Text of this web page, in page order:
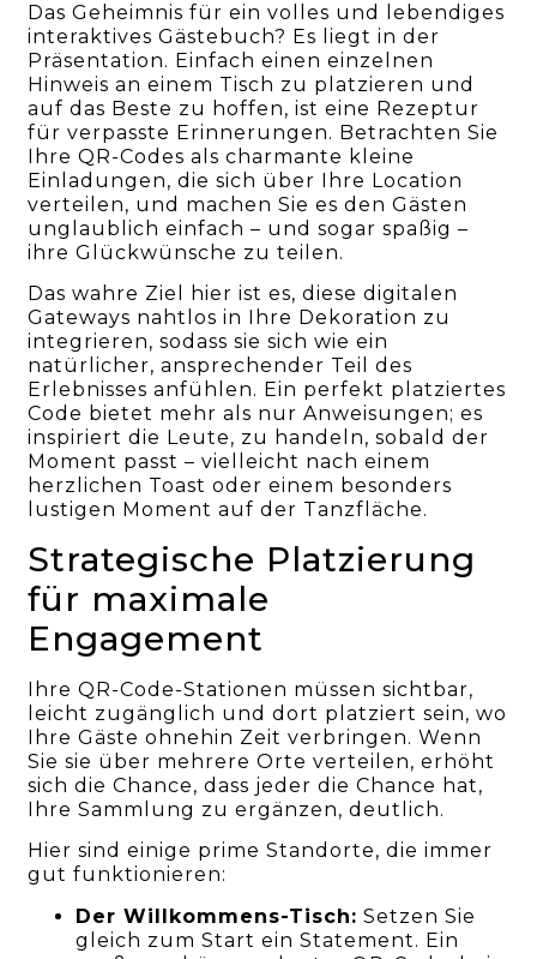
Das Geheimnis für ein volles und lebendiges
interaktives Gästebuch? Es liegt in der
Präsentation. Einfach einen einzelnen
Hinweis an einem Tisch zu platzieren und
auf das Beste zu hoffen, ist eine Rezeptur
für verpasste Erinnerungen. Betrachten Sie
Ihre QR-Codes als charmante kleine
Einladungen, die sich über Ihre Location
verteilen, und machen Sie es den Gästen
unglaublich einfach – und sogar spaßig –
ihre Glückwünsche zu teilen.
Das wahre Ziel hier ist es, diese digitalen
Gateways nahtlos in Ihre Dekoration zu
integrieren, sodass sie sich wie ein
natürlicher, ansprechender Teil des
Erlebnisses anfühlen. Ein perfekt platziertes
Code bietet mehr als nur Anweisungen; es
inspiriert die Leute, zu handeln, sobald der
Moment passt – vielleicht nach einem
herzlichen Toast oder einem besonders
lustigen Moment auf der Tanzfläche.
Strategische Platzierung
für maximale
Engagement
Ihre QR-Code-Stationen müssen sichtbar,
leicht zugänglich und dort platziert sein, wo
Ihre Gäste ohnehin Zeit verbringen. Wenn
Sie sie über mehrere Orte verteilen, erhöht
sich die Chance, dass jeder die Chance hat,
Ihre Sammlung zu ergänzen, deutlich.
Hier sind einige prime Standorte, die immer
gut funktionieren:
Der Willkommens-Tisch: Setzen Sie
gleich zum Start ein Statement. Ein